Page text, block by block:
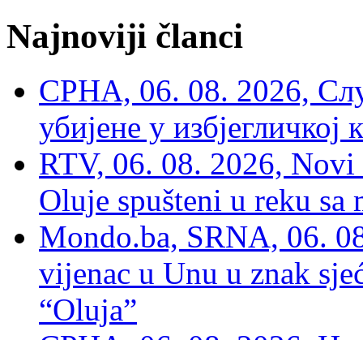
Najnoviji članci
СРНА, 06. 08. 2026,
убијене у избјегличкој
RTV, 06. 08. 2026, Novi
Oluje spušteni u reku sa
Mondo.ba, SRNA, 06.
vijenac u Unu u znak
“Oluja”